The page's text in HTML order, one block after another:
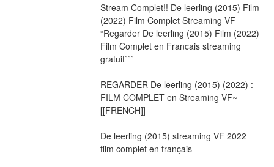
Stream Complet!! De leerling (2015) Film
(2022) Film Complet Streaming VF
“Regarder De leerling (2015) Film (2022)
Film Complet en Francais streaming
gratuit```
REGARDER De leerling (2015) (2022) :
FILM COMPLET en Streaming VF~
[[FRENCH]]
De leerling (2015) streaming VF 2022
film complet en français